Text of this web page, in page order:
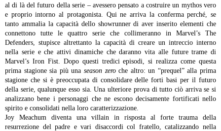
al di là del futuro della serie – avessero pensato a costruire un mythos vero
e proprio intorno al protagonista. Qui ne arriva la conferma perché, se
tanto ammalia la capacità dello showrunner di aver inserito elementi che
connettono tutte le quattro serie che collimeranno in Marvel’s The
Defenders, stupisce altrettanto la capacità di creare un intreccio interno
nella serie e che attivi dinamiche che daranno vita alle future trame di
Marvel’s Iron Fist. Dopo questi tredici episodi, si realizza come questa
prima stagione sia più una season zeroche altro: un “prequel” alla prima
stagione che si è preoccupata di consolidare delle forti basi per il futuro
della serie, qualunque esso sia. Una ulteriore prova di tutto ciò arriva se si
analizzano bene i personaggi che ne escono decisamente fortificati nello
spirito e consolidati nella loro caratterizzazione.
Joy Meachum diventa una villain in risposta al forte trauma della
resurrezione del padre e vari disaccordi col fratello, catalizzando nella